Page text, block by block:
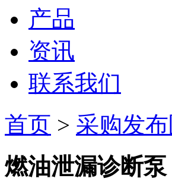
产品
资讯
联系我们
首页 > 采购发
燃油泄漏诊断泵